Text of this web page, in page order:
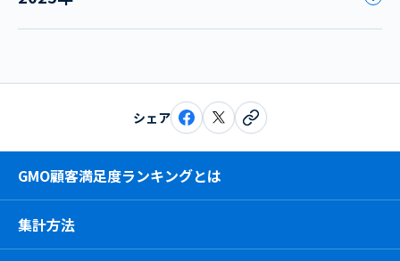
シェア
GMO顧客満足度ランキングとは
集計方法